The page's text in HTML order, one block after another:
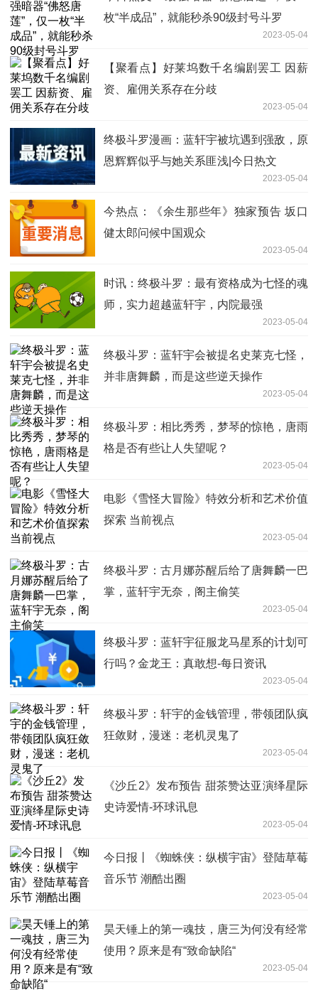
枚“半成品”，就能秒杀90级封号斗罗
2023-05-04
【聚看点】好莱坞数千名编剧罢工 因薪
资、雇佣关系存在分歧
2023-05-04
终极斗罗漫画：蓝轩宇被坑遇到强敌，原
恩辉辉似乎与她关系匪浅|今日热文
2023-05-04
今热点：《余生那些年》独家预告 坂口
健太郎问候中国观众
2023-05-04
时讯：终极斗罗：最有资格成为七怪的魂
师，实力超越蓝轩宇，内院最强
2023-05-04
终极斗罗：蓝轩宇会被提名史莱克七怪，
并非唐舞麟，而是这些逆天操作
2023-05-04
终极斗罗：相比秀秀，梦琴的惊艳，唐雨
格是否有些让人失望呢？
2023-05-04
电影《雪怪大冒险》特效分析和艺术价值
探索 当前视点
2023-05-04
终极斗罗：古月娜苏醒后给了唐舞麟一巴
掌，蓝轩宇无奈，阁主偷笑
2023-05-04
终极斗罗：蓝轩宇征服龙马星系的计划可
行吗？金龙王：真敢想-每日资讯
2023-05-04
终极斗罗：轩宇的金钱管理，带领团队疯
狂敛财，漫迷：老机灵鬼了
2023-05-04
《沙丘2》发布预告 甜茶赞达亚演绎星际
史诗爱情-环球讯息
2023-05-04
今日报丨《蜘蛛侠：纵横宇宙》登陆草莓
音乐节 潮酷出圈
2023-05-04
昊天锤上的第一魂技，唐三为何没有经常
使用？原来是有“致命缺陷“
2023-05-04